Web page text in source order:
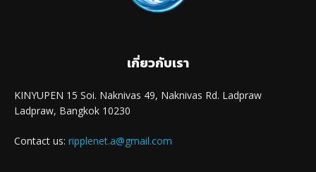
เกี่ยวกับเรา
KINYUPEN 15 Soi. Naknivas 49, Naknivas Rd. Ladpraw
Ladpraw, Bangkok 10230
Contact us: ripplenet.a@gmail.com